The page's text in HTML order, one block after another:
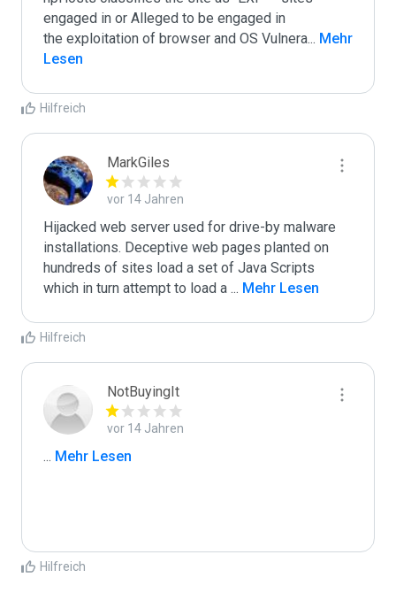
engaged in or Alleged to be engaged in
the exploitation of browser and OS Vulnera... Mehr
Lesen
Hilfreich
MarkGiles
vor 14 Jahren
Hijacked web server used for drive-by malware
installations. Deceptive web pages planted on
hundreds of sites load a set of Java Scripts
which in turn attempt to load a ... Mehr Lesen
Hilfreich
NotBuyingIt
vor 14 Jahren
... Mehr Lesen
Hilfreich